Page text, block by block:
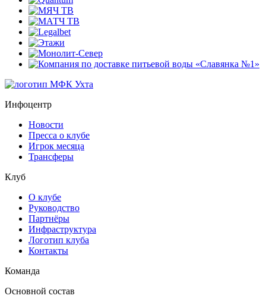
Инфоцентр
Новости
Пресса о клубе
Игрок месяца
Трансферы
Клуб
О клубе
Руководство
Партнёры
Инфраструктура
Логотип клуба
Контакты
Команда
Основной состав